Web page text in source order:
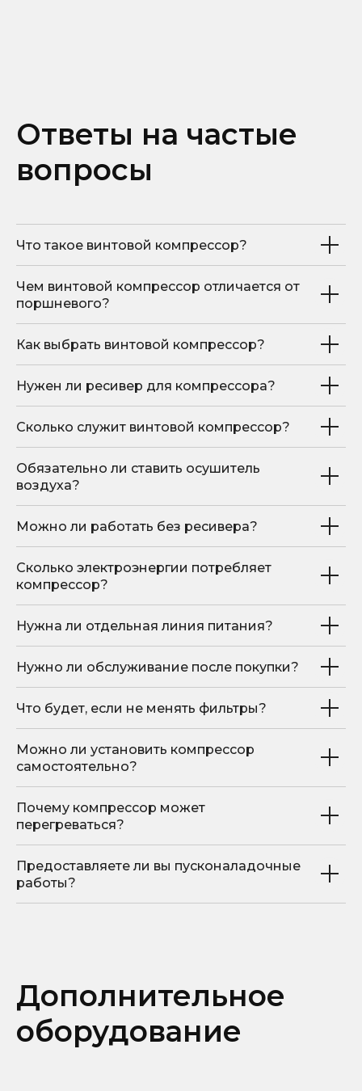
Ответы на частые
вопросы
Что такое винтовой компрессор?
Чем винтовой компрессор отличается от
поршневого?
Как выбрать винтовой компрессор?
Нужен ли ресивер для компрессора?
Сколько служит винтовой компрессор?
Обязательно ли ставить осушитель
воздуха?
Можно ли работать без ресивера?
Сколько электроэнергии потребляет
компрессор?
Нужна ли отдельная линия питания?
Нужно ли обслуживание после покупки?
Что будет, если не менять фильтры?
Можно ли установить компрессор
самостоятельно?
Почему компрессор может
перегреваться?
Предоставляете ли вы пусконаладочные
работы?
Дополнительное
оборудование
защищены.
sales@hitcom-stanki.ru
Документы
Блог
Гарантия
Сервис
Доставка
Оплата
Элементы ТО